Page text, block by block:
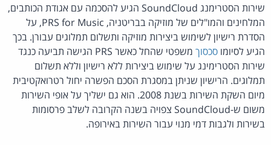
שירות הסטרימנג SoundCloud הגיע להסכמה עם אגודת הכותבים,
המלחינים והמו"לים של מוזיקה בבריטניה, PRS for Music, על
הסדרת רישיון לשימוש ביצירות מוזיקה ותשלום תמלוגים עבורן. בכך
הגיע לסיומו סכסוך
משפטי שהחל כאשר PRS הגישה תביעה כנגד
שירות הסטרימינג על שימוש ביצירות ללא רישיון וללא תשלום
תמלוגים. הרישיון שניתן במסגרת הסכם הפשרה יחול רטרואקטיבית
מיום השקת השירות בשנת 2008. הוא גם ישליך על אופי השירות
משום ש-SoundCloud צפויה בשנה הקרובה לשלב פרסומות
בשירות ולגבות דמי מנוי עבור השירות באירופה.